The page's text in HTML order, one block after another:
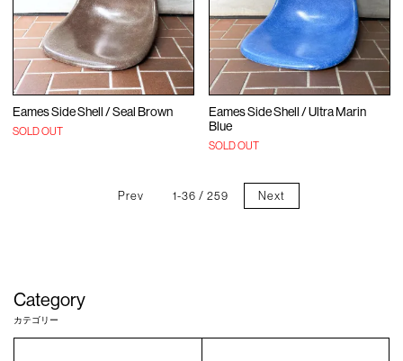
Eames Side Shell / Seal Brown
SOLD OUT
Eames Side Shell / Ultra Marin
Blue
SOLD OUT
Prev 1-36 / 259 Next
Category
カテゴリー